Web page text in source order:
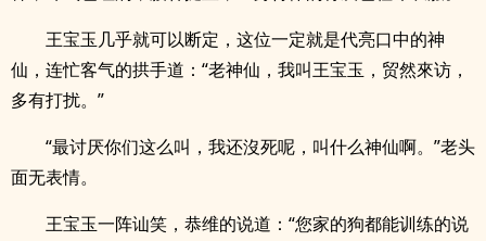
王宝玉几乎就可以断定，这位一定就是代亮口中的神
仙，连忙客气的拱手道：“老神仙，我叫王宝玉，贸然來访，
多有打扰。”
“最讨厌你们这么叫，我还沒死呢，叫什么神仙啊。”老头
面无表情。
王宝玉一阵讪笑，恭维的说道：“您家的狗都能训练的说